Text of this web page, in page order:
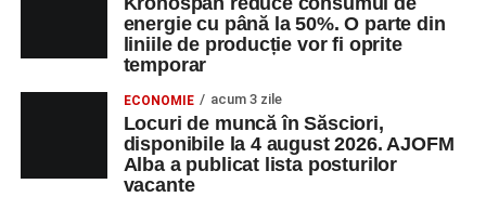
energie cu până la 50%. O parte din
liniile de producție vor fi oprite
temporar
ECONOMIE acum 3 zile
Locuri de muncă în Săsciori,
disponibile la 4 august 2026. AJOFM
Alba a publicat lista posturilor
vacante